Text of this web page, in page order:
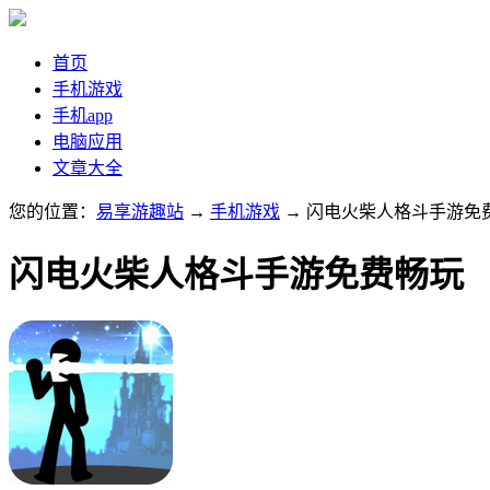
首页
手机游戏
手机app
电脑应用
文章大全
您的位置： 易享游趣站 → 手机游戏 → 闪电火柴人格斗手游免
闪电火柴人格斗手游免费畅玩